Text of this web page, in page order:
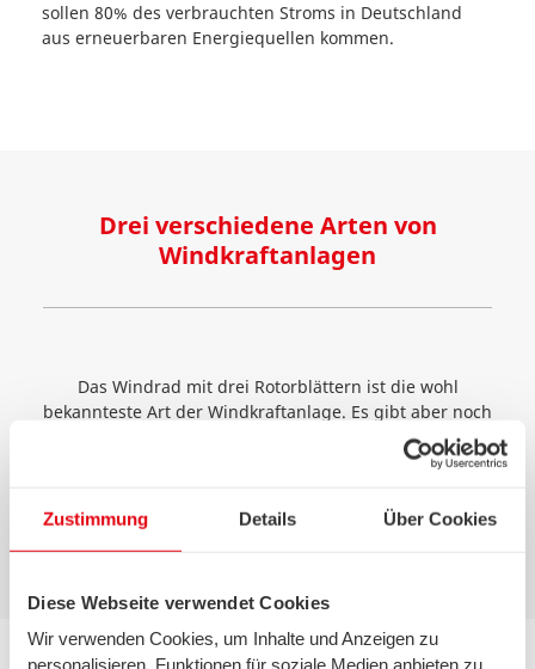
Zustimmung Details Über Cookies
Diese Webseite verwendet Cookies
Wir verwenden Cookies, um Inhalte und Anzeigen zu
personalisieren, Funktionen für soziale Medien anbieten zu
sollen 80% des verbrauchten Stroms in Deutschland
aus erneuerbaren Energiequellen kommen.
Drei verschiedene Arten von
Windkraftanlagen
Das Windrad mit drei Rotorblättern ist die wohl
bekannteste Art der Windkraftanlage. Es gibt aber noch
andere Arten von Windrädern, die die Windenergie für
sich nutzen. Nachfolgend finden Sie eine kurze Liste